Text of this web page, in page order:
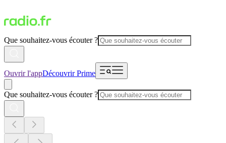
Que souhaitez-vous écouter ?
Ouvrir l'appDécouvrir Prime
Que souhaitez-vous écouter ?